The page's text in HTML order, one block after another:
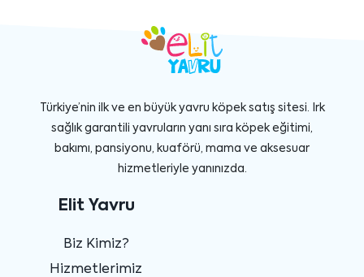
Türkiye’nin ilk ve en büyük yavru köpek satış sitesi. Irk
sağlık garantili yavruların yanı sıra köpek eğitimi,
bakımı, pansiyonu, kuaförü, mama ve aksesuar
hizmetleriyle yanınızda.
Elit Yavru
Biz Kimiz?
Hizmetlerimiz